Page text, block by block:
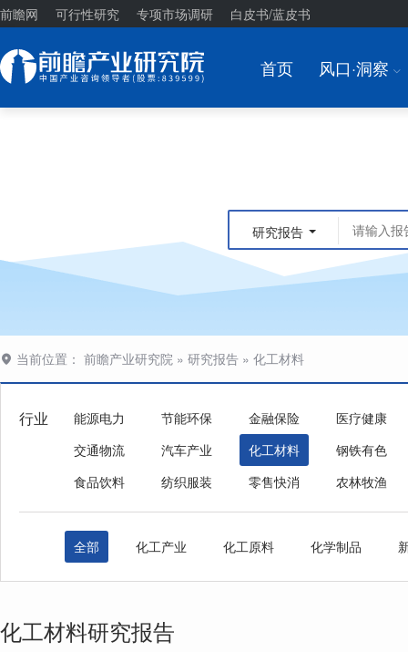
前瞻网 可行性研究 专项市场调研 白皮书/蓝皮书
首页 风口·洞察 I
研究报告
当前位置： 前瞻产业研究院 » 研究报告 » 化工材料
行业 能源电力 节能环保 金融保险
医疗健康
交通物流
汽车产业 化工材料
钢铁有色
食品饮料
纺织服装 零售快消 农林牧渔
全部 化工产业 化工原料 化学制品
化工材料研究报告